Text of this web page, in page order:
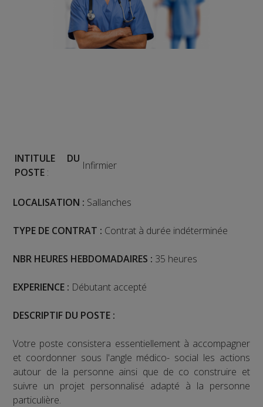
INTITULE DU
POSTE :
Infirmier
LOCALISATION : Sallanches
TYPE DE CONTRAT : Contrat à durée indéterminée
NBR HEURES HEBDOMADAIRES : 35 heures
EXPERIENCE : Débutant accepté
DESCRIPTIF DU POSTE :
Votre poste consistera essentiellement à accompagner
et coordonner sous l'angle médico- social les actions
autour de la personne ainsi que de co construire et
suivre un projet personnalisé adapté à la personne
particulière.